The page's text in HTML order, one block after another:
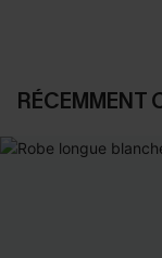
RÉCEMMENT